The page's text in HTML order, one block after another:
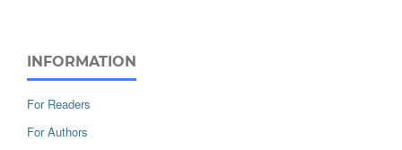
INFORMATION
For Readers
For Authors